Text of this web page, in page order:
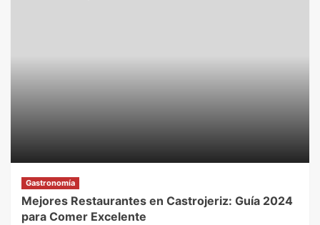
Gastronomía
Mejores Restaurantes en Castrojeriz: Guía 2024
para Comer Excelente